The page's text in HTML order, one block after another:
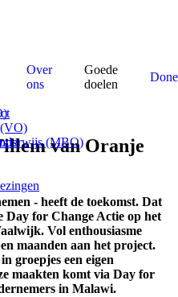
(MBO)
Over
ons
Goede
doelen
van Oranje
- heeft de toekomst. Dat
Day for Change Actie op het
Vol enthousiasme
maanden aan het project.
groepjes een eigen
maakten komt via Day for
in Malawi.